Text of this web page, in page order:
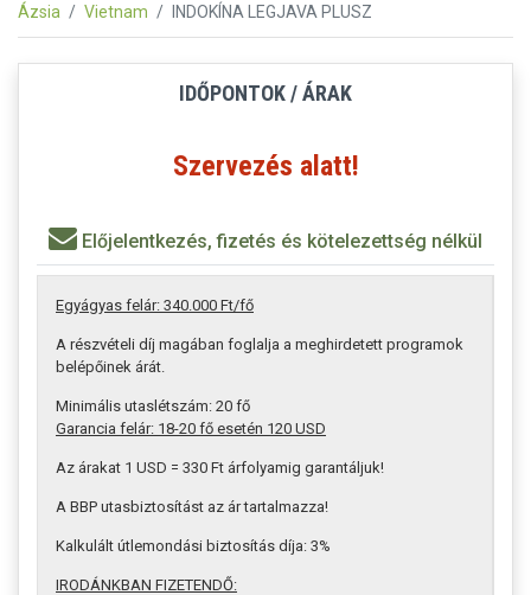
Ázsia Vietnam INDOKÍNA LEGJAVA PLUSZ
IDŐPONTOK / ÁRAK
Szervezés alatt!
Előjelentkezés, fizetés és kötelezettség nélkül
Egyágyas felár: 340.000 Ft/fő
A részvételi díj magában foglalja a meghirdetett programok
belépőinek árát.
Minimális utaslétszám: 20 fő
Garancia felár: 18-20 fő esetén 120 USD
Az árakat 1 USD = 330 Ft árfolyamig garantáljuk!
A BBP utasbiztosítást az ár tartalmazza!
Kalkulált útlemondási biztosítás díja: 3%
IRODÁNKBAN FIZETENDŐ: